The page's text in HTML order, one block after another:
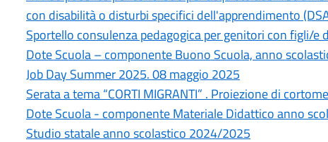
con disabilità o disturbi specifici dell'apprendimento
Sportello consulenza pedagogica per genitori con figli/e
Dote Scuola – componente Buono Scuola, anno
Job Day Summer 2025. 08 maggio 2025
Serata a tema “CORTI MIGRANTI” . Proiezione di
Dote Scuola - componente Materiale Didattico anno
Studio statale anno scolastico 2024/2025